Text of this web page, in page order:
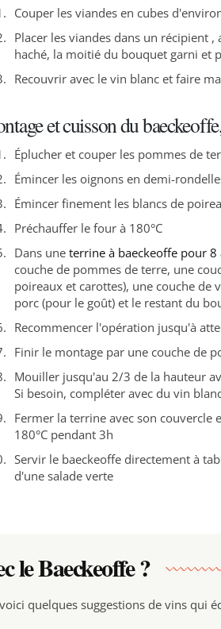
Couper les viandes en cubes
Placer les viandes dans un récipient
haché, la moitié du bouquet garni et
Recouvrir avec le vin blanc et faire
et cuisson du
Éplucher et couper les pommes de
Émincer les oignons en demi-
Émincer finement les blancs de
Préchauffer le four à 180°C
Dans uneterrine à baeckeoffe pour 8
couche de pommes de terre, une
poireaux et carottes), une couche de
porc (pour le goût) et le restant du
Recommencer l'opération jusqu'à
Finir le montage par une couche de
Mouiller jusqu'au 2/3 de la hauteur
Si besoin, compléter avec du vin
Fermer la terrine avec son couvercle
180°C pendant 3h
Servir le baeckeoffe directement à
d'une salade verte
le Baeckeoffe ?
quelques suggestions de vins qui